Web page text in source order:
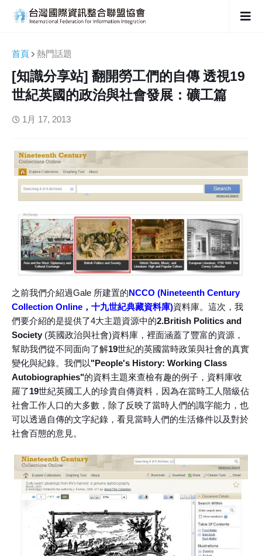
首頁 熱門話題
[知識分享站] 翻開勞工們的自傳 透視19
世紀英國的政治與社會發展：礦工篇
1月 17, 2013
之前我們介紹過Gale 所建置的NCCO (Nineteenth Century
Collection Online，十九世紀典藏資料庫)資料庫。這次，我
們要介紹的是提供了4大主題資源中的2.British Politics and
Society (英國政治與社會)資料庫，裡面涵蓋了豐富的資源，
幫助我們從不同面向了解19世紀的英國當時政策與社會的真實
變化與紀錄。我們以"People's History: Working Class
Autobiographies"的資料主題來查檢有趣的例子，資料庫收
羅了19世紀英國工人的珍貴自傳資料，因為在當時工人階級佔
社會工作人口的大多數，除了反映了當時人們的識字能力，也
可以透過自傳的文字紀錄，看見當時人們的生活條件以及對於
社會百態的意見。